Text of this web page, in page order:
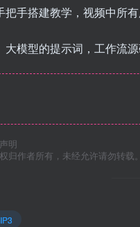
把手搭建教学，视频中所有
大模型的提示词，工作流
明
归作者所有，未经允许请勿转载。